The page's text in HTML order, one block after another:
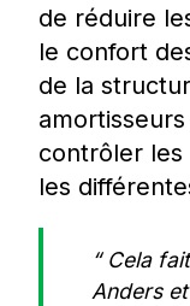
de réduire
le confort
de la
contrôler les
les
“ Cela
Anders